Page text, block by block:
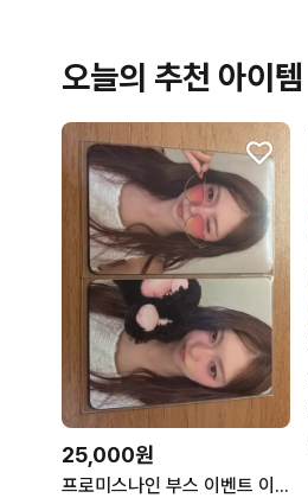
오늘의 추천 아이템
25,000원
프로미스나인 부스 이벤트 이나경